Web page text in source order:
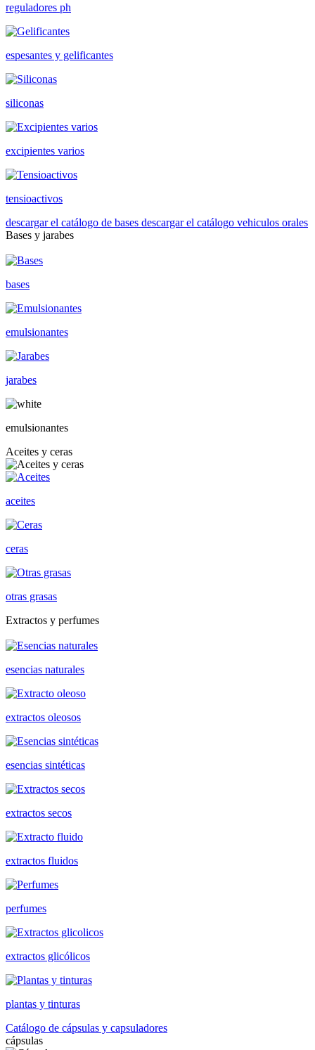
reguladores ph
espesantes y gelificantes
siliconas
excipientes varios
tensioactivos
descargar el catálogo de bases descargar el catálogo vehiculos orales
Bases y jarabes
bases
emulsionantes
jarabes
emulsionantes
Aceites y ceras
aceites
ceras
otras grasas
Extractos y perfumes
esencias naturales
extractos oleosos
esencias sintéticas
extractos secos
extractos fluidos
perfumes
extractos glicólicos
plantas y tinturas
Catálogo de cápsulas y capsuladores
cápsulas